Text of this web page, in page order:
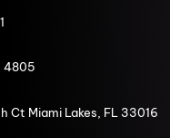
4805
Ct Miami Lakes, FL 33016